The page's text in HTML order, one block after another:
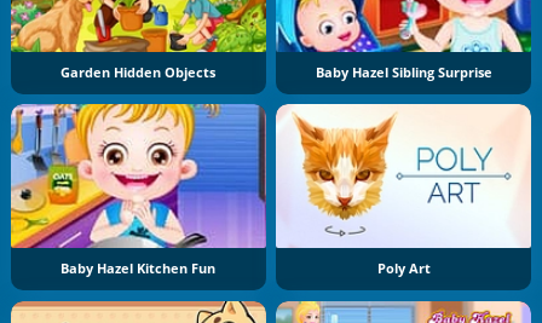
Garden Hidden Objects Baby Hazel Sibling Surprise
Baby Hazel Kitchen Fun Poly Art